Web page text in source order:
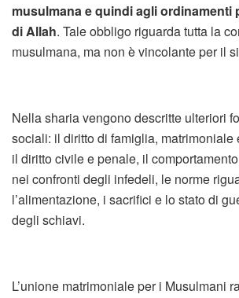
musulmana e quindi agli ordinamenti
di Allah. Tale obbligo riguarda tutta la
musulmana, ma non è vincolante per il
Nella sharia vengono descritte ulteriori
sociali: il diritto di famiglia, matrimoniale
il diritto civile e penale, il
nei confronti degli infedeli, le norme
l’alimentazione, i sacrifici e lo stato di
degli schiavi.
L’unione matrimoniale per i Musulmani